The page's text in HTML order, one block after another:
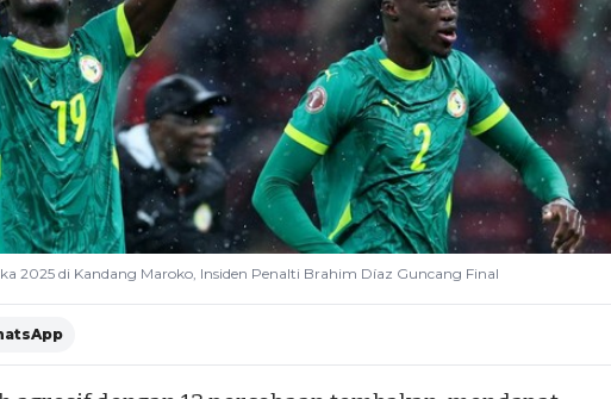
2025 di Kandang Maroko, Insiden Penalti Brahim Díaz Guncang Final